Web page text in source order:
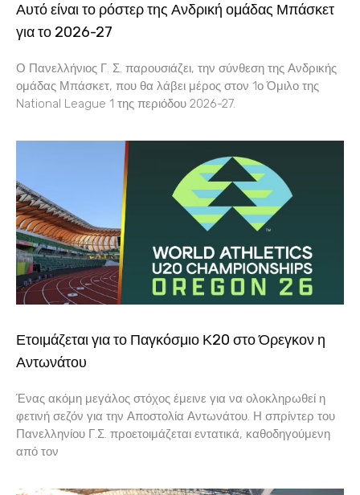
Αυτό είναι το ρόστερ της Ανδρική ομάδας Μπάσκετ
για το 2026-27
Ο Πανελλήνιος Γ. Σ. παρουσιάζει, την σύνθεση της Ανδρικής
ομάδας Μπάσκετ, που θα λάβει μέρος στον 1ο Όμιλο της
National League 1 της περιόδου 2026-27.
Ετοιμάζεται για το Παγκόσμιο Κ20 στο Όρεγκον η
Αντωνάτου
Ένας ακόμη μεγάλος στόχος έμεινε για να ολοκληρωθεί η
φετινή σεζόν για την Αποστολία Αντωνάτου. Η σπρίντερ του
Πανελληνίου Γ.Σ. προετοιμάζεται εντατικά, καθοδηγούμενη
από τον